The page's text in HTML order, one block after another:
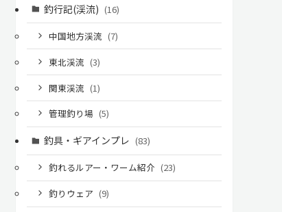
釣行記(渓流) (16)
中国地方渓流 (7)
東北渓流 (3)
関東渓流 (1)
管理釣り場 (5)
釣具・ギアインプレ (83)
釣れるルアー・ワーム紹介 (23)
釣りウェア (9)